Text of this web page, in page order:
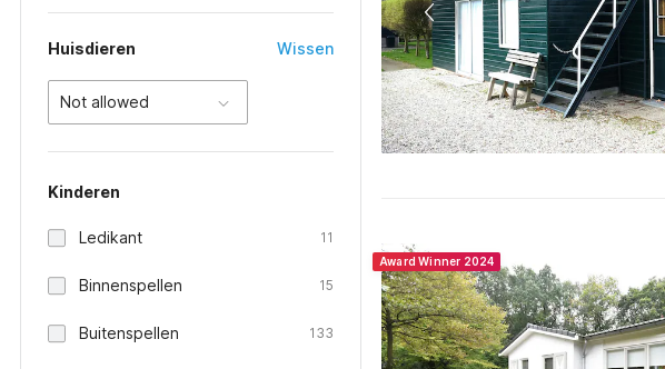
Huisdieren Wissen
Not allowed
Kinderen
Ledikant 11
Binnenspellen 15
Buitenspellen 133
Award Winner 2024